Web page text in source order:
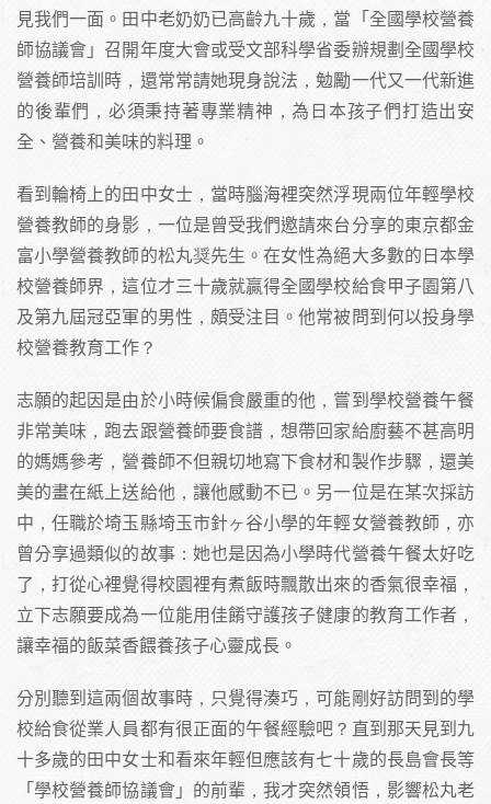
見我們一面。田中老奶奶已高齡九十歲，當「全國學校營養
師協議會」召開年度大會或受文部科學省委辦規劃全國學校
營養師培訓時，還常常請她現身說法，勉勵一代又一代新進
的後輩們，必須秉持著專業精神，為日本孩子們打造出安
全、營養和美味的料理。
看到輪椅上的田中女士，當時腦海裡突然浮現兩位年輕學校
營養教師的身影，一位是曾受我們邀請來台分享的東京都金
富小學營養教師的松丸奨先生。在女性為絕大多數的日本學
校營養師界，這位才三十歲就贏得全國學校給食甲子園第八
及第九屆冠亞軍的男性，頗受注目。他常被問到何以投身學
校營養教育工作？
志願的起因是由於小時候偏食嚴重的他，嘗到學校營養午餐
非常美味，跑去跟營養師要食譜，想帶回家給廚藝不甚高明
的媽媽參考，營養師不但親切地寫下食材和製作步驟，還美
美的畫在紙上送給他，讓他感動不已。另一位是在某次採訪
中，任職於埼玉縣埼玉市針ヶ谷小學的年輕女營養教師，亦
曾分享過類似的故事：她也是因為小學時代營養午餐太好吃
了，打從心裡覺得校園裡有煮飯時飄散出來的香氣很幸福，
立下志願要成為一位能用佳餚守護孩子健康的教育工作者，
讓幸福的飯菜香餵養孩子心靈成長。
分別聽到這兩個故事時，只覺得湊巧，可能剛好訪問到的學
校給食從業人員都有很正面的午餐經驗吧？直到那天見到九
十多歲的田中女士和看來年輕但應該有七十歲的長島會長等
「學校營養師協議會」的前輩，我才突然領悟，影響松丸老